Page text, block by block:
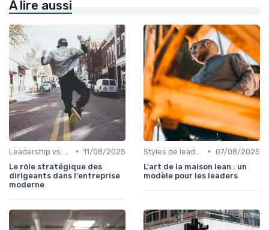
À lire aussi
• 11/08/2025
Le rôle stratégique des
dirigeants dans l'entreprise
moderne
• 07/08/2025
L'art de la maison lean : un
modèle pour les leaders